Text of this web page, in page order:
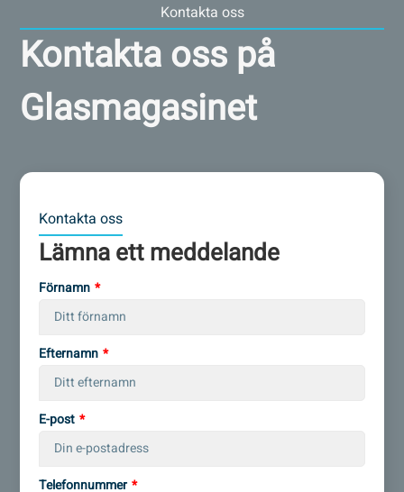
Kontakta oss
Kontakta oss på
Glasmagasinet
Kontakta oss
Lämna ett meddelande
Förnamn
Efternamn
E-post
Telefonnummer